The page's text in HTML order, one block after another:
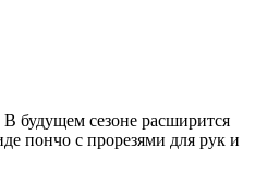
будущем сезоне расширится
пончо с прорезями для рук и